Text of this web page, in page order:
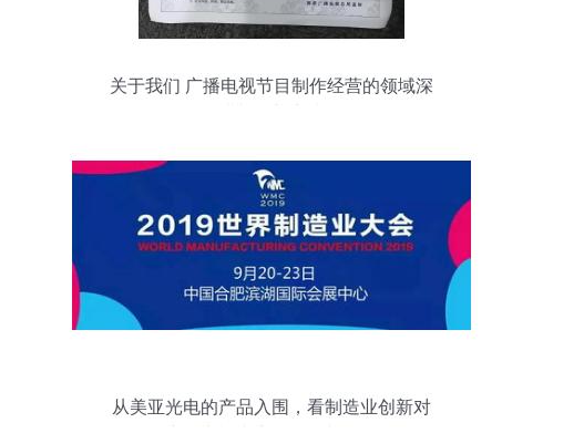
关于我们 广播电视节目制作经营的领域深
从美亚光电的产品入围，看制造业创新对